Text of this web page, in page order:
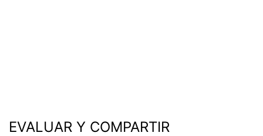
EVALUAR Y COMPARTIR